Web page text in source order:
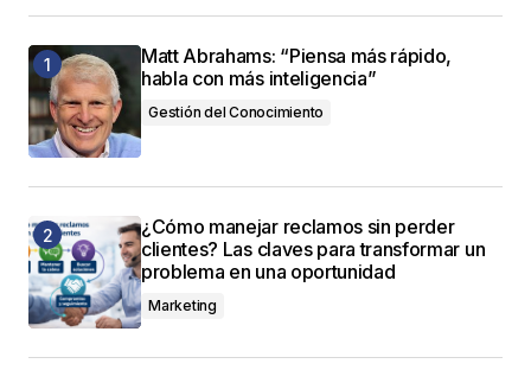
Matt Abrahams: “Piensa más rápido,
habla con más inteligencia”
Gestión del Conocimiento
¿Cómo manejar reclamos sin perder
clientes? Las claves para transformar un
problema en una oportunidad
Marketing